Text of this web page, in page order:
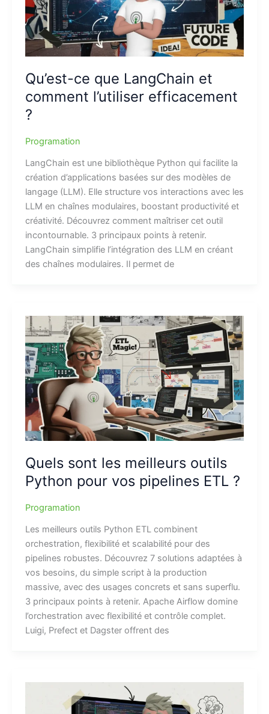
Qu’est-ce que LangChain et
comment l’utiliser efficacement
?
Programation
LangChain est une bibliothèque Python qui facilite la
création d’applications basées sur des modèles de
langage (LLM). Elle structure vos interactions avec les
LLM en chaînes modulaires, boostant productivité et
créativité. Découvrez comment maîtriser cet outil
incontournable. 3 principaux points à retenir.
LangChain simplifie l’intégration des LLM en créant
des chaînes modulaires. Il permet de
Quels sont les meilleurs outils
Python pour vos pipelines ETL ?
Programation
Les meilleurs outils Python ETL combinent
orchestration, flexibilité et scalabilité pour des
pipelines robustes. Découvrez 7 solutions adaptées à
vos besoins, du simple script à la production
massive, avec des usages concrets et sans superflu.
3 principaux points à retenir. Apache Airflow domine
l’orchestration avec flexibilité et contrôle complet.
Luigi, Prefect et Dagster offrent des